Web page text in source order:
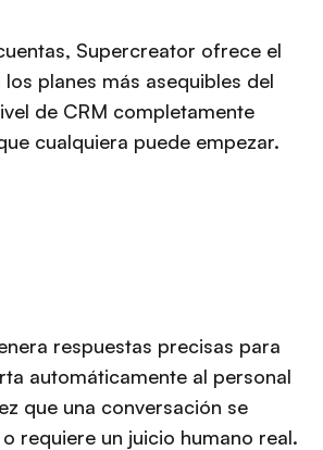
Supercreator ofrece el
planes más asequibles del
de CRM completamente
cualquiera puede empezar.
respuestas precisas para
automáticamente al personal
que una conversación se
requiere un juicio humano real.